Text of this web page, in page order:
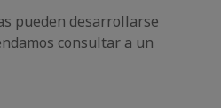
pueden desarrollarse
consultar a un